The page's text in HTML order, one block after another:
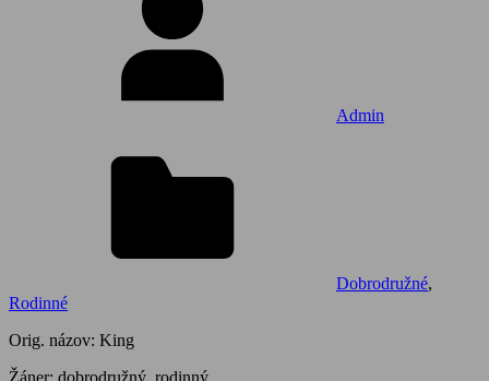
Admin
Dobrodružné,
Rodinné
Orig. názov: King